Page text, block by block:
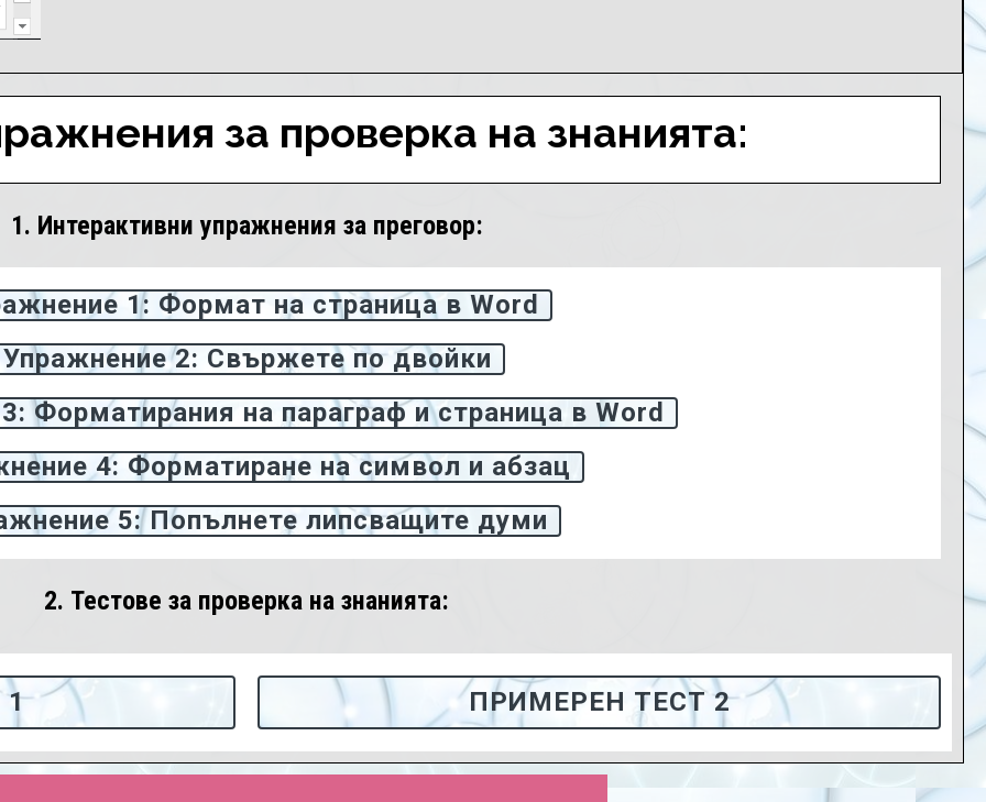
за проверка на знанията:
1. Интерактивни упражнения за преговор:
1: Формат на страница в Word
Упражнение 2: Свържете по двойки
Форматирания на параграф и страница в Word
4: Форматиране на символ и абзац
5: Попълнете липсващите думи
2. Тестове за проверка на знанията:
1 ПРИМЕРЕН ТЕСТ 2